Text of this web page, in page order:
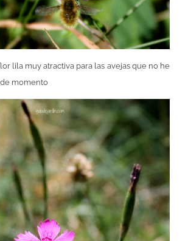
lila muy atractiva para las avejas que no he
momento